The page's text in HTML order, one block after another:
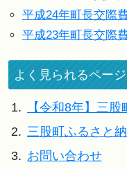
平成24年町長交際
平成23年町長交際
よく見られるページ
1.
【令和8年】三
2. 三股町ふるさと
3. お問い合わせ